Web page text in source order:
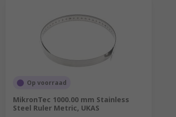
Op voorraad
MikronTec 1000.00 mm Stainless
Steel Ruler Metric, UKAS